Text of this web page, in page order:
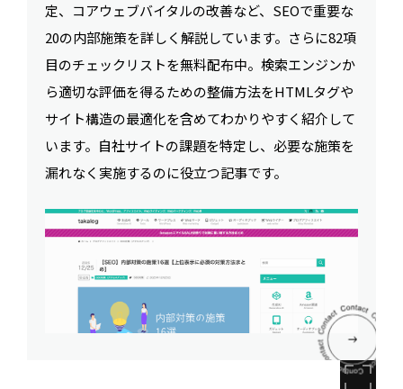
定、コアウェブバイタルの改善など、SEOで重要な
20の内部施策を詳しく解説しています。さらに82項
目のチェックリストを無料配布中。検索エンジンか
ら適切な評価を得るための整備方法をHTMLタグや
サイト構造の最適化を含めてわかりやすく紹介して
います。自社サイトの課題を特定し、必要な施策を
漏れなく実施するのに役立つ記事です。